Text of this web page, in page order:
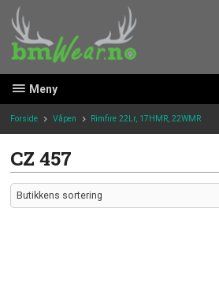
innholdet
Meny
Forside Våpen Rimfire 22Lr, 17HMR, 22WMR
CZ 457